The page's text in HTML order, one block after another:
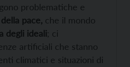
problematiche e
pace, che il mondo
degli ideali; ci
artificiali che stanno
climatici e situazioni di